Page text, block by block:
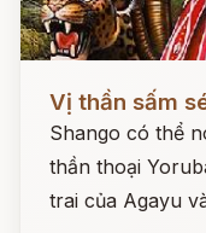
Đọc ngay
Vị thần sấm
Shango có thể
thần thoại
trai của Agayu